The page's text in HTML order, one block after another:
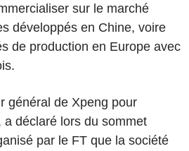
sur le marché
développés en Chine, voire
de production en Europe avec
général de Xpeng pour
a déclaré lors du sommet
par le FT que la société